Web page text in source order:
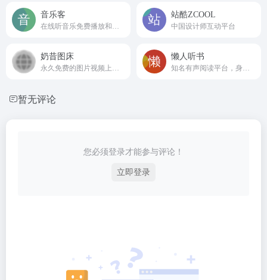
音乐客 站酷ZCOOL
中国设计师互动平台
奶昔图床 懒人听书
暂无评论
您必须登录才能参与评论！
立即登录